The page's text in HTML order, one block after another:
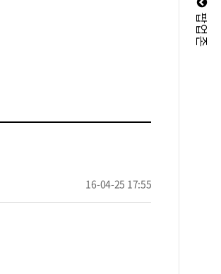
16-04-25 17:55
팝업존